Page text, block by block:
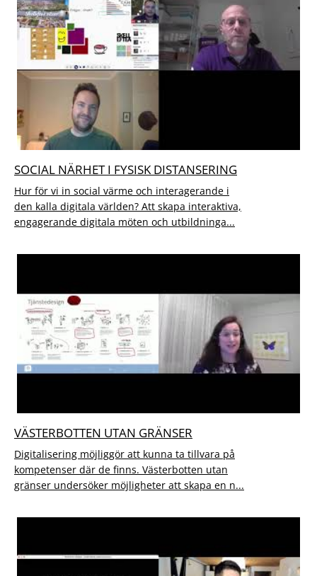
SOCIAL NÄRHET I FYSISK DISTANSERING
Hur för vi in social värme och interagerande i
den kalla digitala världen? Att skapa interaktiva,
engagerande digitala möten och utbildninga...
VÄSTERBOTTEN UTAN GRÄNSER
Digitalisering möjliggör att kunna ta tillvara på
kompetenser där de finns. Västerbotten utan
gränser undersöker möjligheter att skapa en n...